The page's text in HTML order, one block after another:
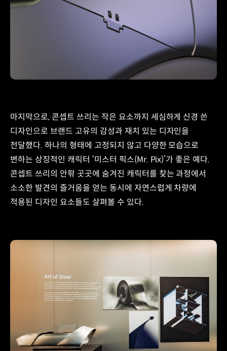
마지막으로, 콘셉트 쓰리는 작은 요소까지 세심하게 신경 쓴
디자인으로 브랜드 고유의 감성과 재치 있는 디자인을
전달했다. 하나의 형태에 고정되지 않고 다양한 모습으로
변하는 상징적인 캐릭터 ‘미스터 픽스(Mr. Pix)’가 좋은 예다.
콘셉트 쓰리의 안팎 곳곳에 숨겨진 캐릭터를 찾는 과정에서
소소한 발견의 즐거움을 얻는 동시에 자연스럽게 차량에
적용된 디자인 요소들도 살펴볼 수 있다.